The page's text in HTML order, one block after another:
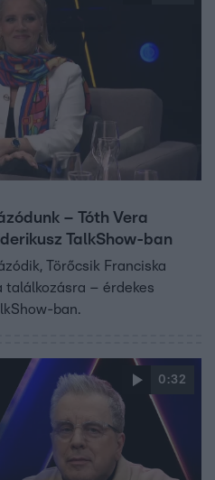
– Tóth Vera
TalkShow-ban
Törőcsik Franciska
találkozásra – érdekes
ban.
0:32